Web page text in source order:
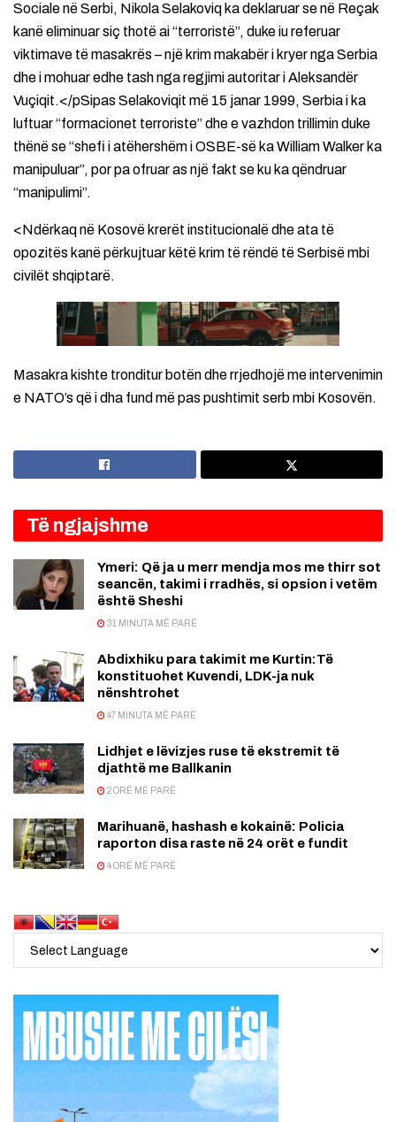
Sociale në Serbi, Nikola Selakoviq ka deklaruar se në Reçak
kanë eliminuar siç thotë ai “terroristë”, duke iu referuar
viktimave të masakrës – një krim makabër i kryer nga Serbia
dhe i mohuar edhe tash nga regjimi autoritar i Aleksandër
Vuçiqit.</pSipas Selakoviqit më 15 janar 1999, Serbia i ka
luftuar “formacionet terroriste” dhe e vazhdon trillimin duke
thënë se “shefi i atëhershëm i OSBE-së ka William Walker ka
manipuluar”, por pa ofruar as një fakt se ku ka qëndruar
“manipulimi”.
<Ndërkaq në Kosovë krerët institucionalë dhe ata të
opozitës kanë përkujtuar këtë krim të rëndë të Serbisë mbi
civilët shqiptarë.
Masakra kishte tronditur botën dhe rrjedhojë me intervenimin
e NATO’s që i dha fund më pas pushtimit serb mbi Kosovën.
Të ngjajshme
Ymeri: Që ja u merr mendja mos me thirr sot
seancën, takimi i rradhës, si opsion i vetëm
është Sheshi
31 MINUTA MË PARË
Abdixhiku para takimit me Kurtin:Të
konstituohet Kuvendi, LDK-ja nuk
nënshtrohet
47 MINUTA MË PARË
Lidhjet e lëvizjes ruse të ekstremit të
djathtë me Ballkanin
2 ORË MË PARË
Marihuanë, hashash e kokainë: Policia
raporton disa raste në 24 orët e fundit
4 ORË MË PARË